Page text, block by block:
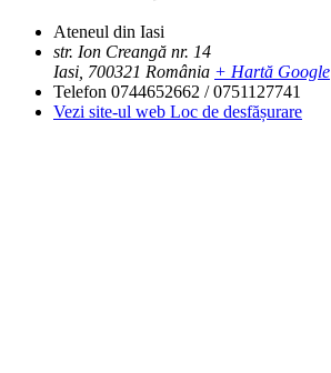
Ateneul din Iasi
str. Ion Creangă nr. 14
Iasi 700321 România + Hartă Google
Telefon 0744652662 / 0751127741
Vezi site-ul web Loc de desfășurare